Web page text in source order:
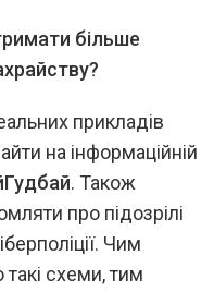
більше
прикладів
на інформаційній
. Також
про підозрілі
Чим
схеми, тим